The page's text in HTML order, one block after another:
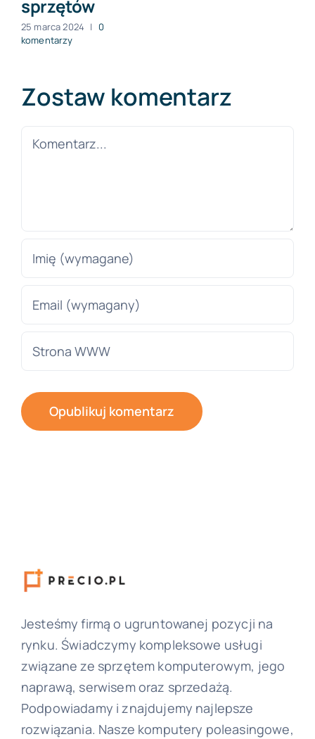
sprzętów
25 marca 2024 | 0
komentarzy
Zostaw komentarz
Comment
Jesteśmy firmą o ugruntowanej pozycji na
rynku. Świadczymy kompleksowe usługi
związane ze sprzętem komputerowym, jego
naprawą, serwisem oraz sprzedażą.
Podpowiadamy i znajdujemy najlepsze
rozwiązania. Nasze komputery poleasingowe,